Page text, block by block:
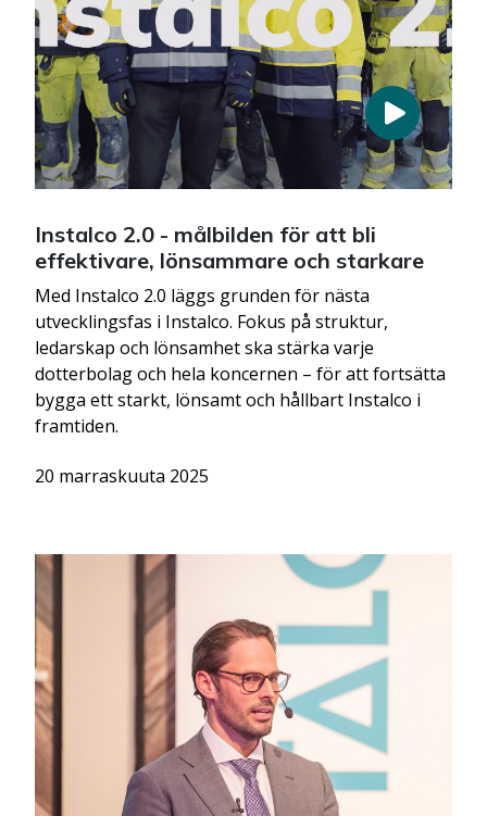
Instalco 2.0 - målbilden för att bli
effektivare, lönsammare och starkare
Med Instalco 2.0 läggs grunden för nästa
utvecklingsfas i Instalco. Fokus på struktur,
ledarskap och lönsamhet ska stärka varje
dotterbolag och hela koncernen – för att fortsätta
bygga ett starkt, lönsamt och hållbart Instalco i
framtiden.
20 marraskuuta 2025